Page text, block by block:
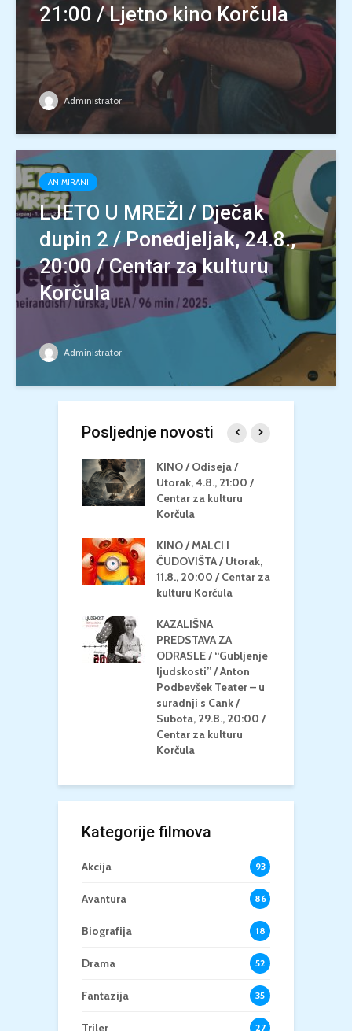
21:00 / Ljetno kino Korčula
Administrator
ANIMIRANI
LJETO U MREŽI / Dječak
dupin 2 / Ponedjeljak, 24.8.,
20:00 / Centar za kulturu
Korčula
Administrator
Posljednje novosti
KINO / Odiseja /
Utorak, 4.8., 21:00 /
Centar za kulturu
Korčula
KINO / MALCI I
ČUDOVIŠTA / Utorak,
11.8., 20:00 / Centar za
kulturu Korčula
KAZALIŠNA
PREDSTAVA ZA
ODRASLE / “Gubljenje
ljudskosti” / Anton
Podbevšek Teater – u
suradnji s Cank /
Subota, 29.8., 20:00 /
Centar za kulturu
Korčula
Kategorije filmova
Akcija 93
Avantura 86
Biografija 18
Drama 52
Fantazija 35
Triler 27